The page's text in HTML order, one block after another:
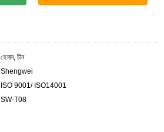
হেনান, চীন
Shengwei
ISO 9001/ ISO14001
SW-T08